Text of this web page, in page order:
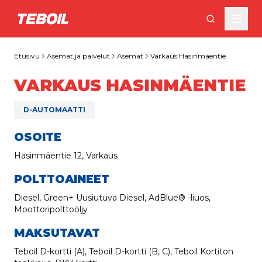
Siirry pääsisältöön
Etusivu Asemat ja palvelut Asemat Varkaus Hasinmäentie
VARKAUS HASINMÄENTIE
D-AUTOMAATTI
OSOITE
Hasinmäentie 12, Varkaus
POLTTOAINEET
Diesel, Green+ Uusiutuva Diesel, AdBlue® -liuos,
Moottoripolttoöljy
MAKSUTAVAT
Teboil D-kortti (A), Teboil D-kortti (B, C), Teboil Kortiton